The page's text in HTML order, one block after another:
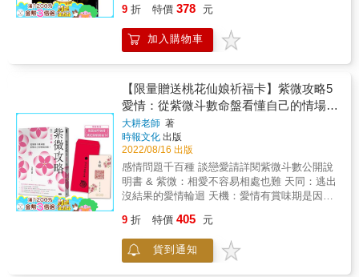
的紫微斗數密碼》，也有基本星、宮、象佈
選擇參考，至於運盤的妙用，則要透過本書闡
述。 &
看！ 不甘心默默無聞的人一定要看！ 你的前程
如花似錦，還有一線曙光， 要你自己來打開！
人生契機就在這裡！ 法雲老師積40年之經驗，
9 折 特價 378 元
加入購物車
【限量贈送桃花仙娘祈福卡】紫微攻略5
愛情：從紫微斗數命盤看懂自己的情場攻
略！
大耕老師 著
時報文化 出版
2022/08/16 出版
感情問題千百種 談戀愛請詳閱紫微斗數公開說
明書 & 紫微：相愛不容易相處也難 天同：逃出
沒結果的愛情輪迴 天機：愛情有賞味期是因為
完 廉貞：他是對的人嗎？ 太陰：你與婚姻最近
的距離 擎羊：沒有相愛何來傷害？ 武曲：給我
一顆文曲星 巨門：愛情有備無患 武殺：憑實力
9 折 特價 405 元
貨到通知